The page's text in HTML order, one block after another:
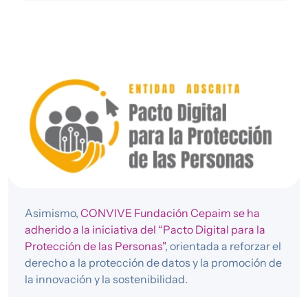
Asimismo, CONVIVE Fundación Cepaim se ha
adherido a la iniciativa del “Pacto Digital para la
Protección de las Personas", orientada a reforzar el
derecho a la protección de datos y la promoción de
la innovación y la sostenibilidad.